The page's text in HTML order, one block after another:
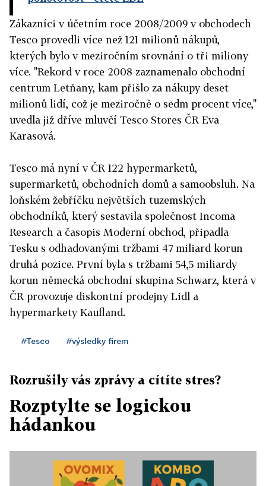
Zákazníci v účetním roce 2008/2009 v obchodech
Tesco provedli více než 121 milionů nákupů,
kterých bylo v meziročním srovnání o tři miliony
více. "Rekord v roce 2008 zaznamenalo obchodní
centrum Letňany, kam přišlo za nákupy deset
milionů lidí, což je meziročně o sedm procent více,"
uvedla již dříve mluvčí Tesco Stores ČR Eva
Karasová.
Tesco má nyní v ČR 122 hypermarketů,
supermarketů, obchodních domů a samoobsluh. Na
loňském žebříčku největších tuzemských
obchodníků, který sestavila společnost Incoma
Research a časopis Moderní obchod, připadla
Tesku s odhadovanými tržbami 47 miliard korun
druhá pozice. První byla s tržbami 54,5 miliardy
korun německá obchodní skupina Schwarz, která v
ČR provozuje diskontní prodejny Lidl a
hypermarkety Kaufland.
#Tesco #výsledky firem
Rozrušily vás zprávy a cítíte stres?
Rozptylte se logickou
hádankou